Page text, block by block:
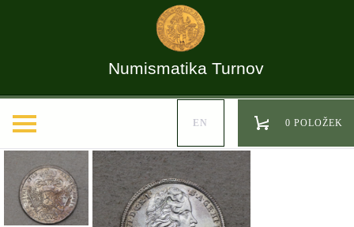
Numismatika Turnov
EN 0 POLOŽEK